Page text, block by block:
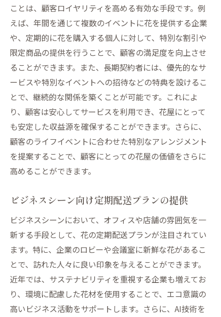
ことは、顧客ロイヤリティを高める有効な手段です。例
えば、年間を通じて複数のイベントに花を提供する企業
や、定期的に花を購入する個人に対して、特別な割引や
限定商品の提供を行うことで、顧客の満足度を向上させ
ることができます。また、長期契約者には、優先的なサ
ービスや特別なイベントへの招待などの特典を設けるこ
とで、継続的な関係を築くことが可能です。これによ
り、顧客は安心してサービスを利用でき、花屋にとって
も安定した収益源を確保することができます。さらに、
顧客のライフイベントに合わせた特別なアレンジメント
を提案することで、顧客にとっての花屋の価値をさらに
高めることができます。
ビジネスシーン向け定期配送プランの提供
ビジネスシーンにおいて、オフィスや店舗の雰囲気を一
新する手段として、花の定期配送プランが注目されてい
ます。特に、企業のロビーや会議室に新鮮な花があるこ
とで、訪れた人々に良い印象を与えることができます。
近年では、サステナビリティを重視する企業も増えてお
り、環境に配慮した花材を使用することで、エコ意識の
高いビジネス活動をサポートします。さらに、AI技術を